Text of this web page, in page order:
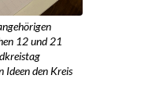
12 und 21
Ideen den Kreis